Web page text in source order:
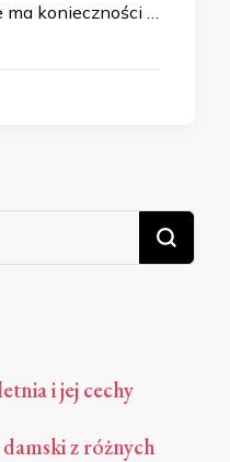
ma konieczności …
i jej cechy
z różnych